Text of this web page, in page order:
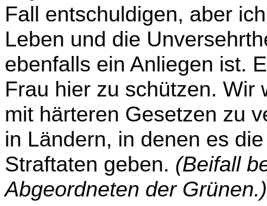
Fall ent­schuldigen, aber
Leben und die
ebenfalls ein Anliegen ist.
Frau hier zu schützen. Wir
mit härteren Gesetzen zu
in Ländern, in denen es
Straftaten geben. (Beifall
Abgeordneten der Grünen.)